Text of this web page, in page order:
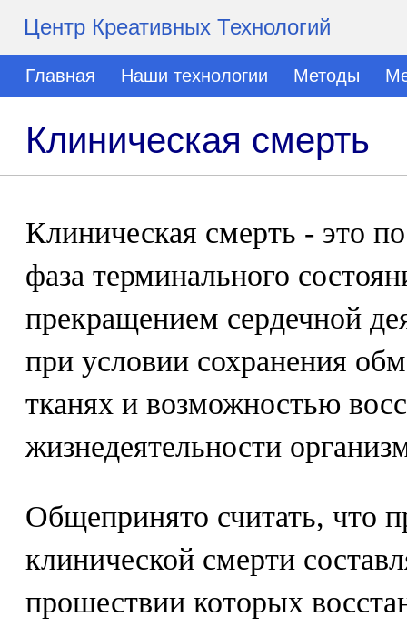
Центр Креативных Технологий
Главная Наши технологии Методы
Клиническая смерть
Клиническая смерть - это
фаза терминального
прекращением сердечной
при условии сохранения
тканях и возможностью
жизнедеятельности
Общепринято считать, что
клинической смерти
прошествии которых